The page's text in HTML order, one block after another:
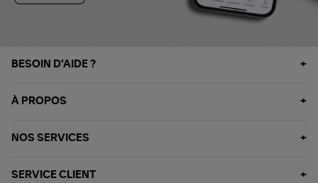
BESOIN D'AIDE ?
À PROPOS
NOS SERVICES
SERVICE CLIENT